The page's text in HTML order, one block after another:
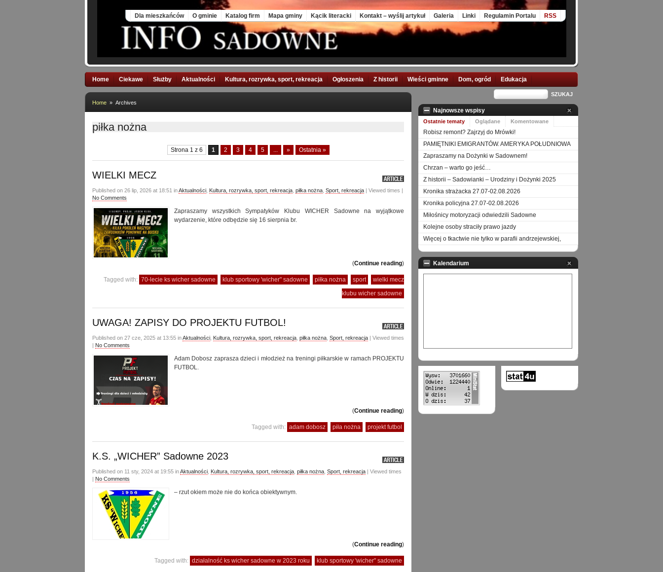
Dla mieszkańców O gminie Katalog firm Mapa gminy Kącik literacki Kontakt – wyślij artykuł Galeria Linki Regulamin Portalu RSS
Home Ciekawe Służby Aktualności Kultura, rozrywka, sport, rekreacja Ogłoszenia Z historii Wieści gminne Dom, ogród Edukacja
Home » Archives
piłka nożna
Strona 1 z 6 1 2 3 4 5 ... » Ostatnia »
WIELKI MECZ
Published on 26 lip, 2026 at 18:51 inAktualności Kultura, rozrywka, sport, rekreacja piłka nożna Sport, rekreacja | Viewed times |
No Comments
Zapraszamy wszystkich Sympatyków Klubu WICHER Sadowne na wyjątkowe
wydarzenie, które odbędzie się 16 sierpnia br.
(Continue reading)
Tagged with: 70-lecie ks wicher sadowne klub sportowy 'wicher" sadowne piłka nożna sport
wielki mecz
klubu wicher sadowne
UWAGA! ZAPISY DO PROJEKTU FUTBOL!
Published on 27 cze, 2025 at 13:55 inAktualności Kultura, rozrywka, sport, rekreacja piłka nożna Sport, rekreacja | Viewed times
| No Comments
Adam Dobosz zaprasza dzieci i młodzież na treningi piłkarskie w ramach PROJEKTU
FUTBOL.
(Continue reading)
Tagged with: adam dobosz piła nożna projekt futbol
K.S. „WICHER” Sadowne 2023
Published on 11 sty, 2024 at 19:55 inAktualności Kultura, rozrywka, sport, rekreacja piłka nożna Sport, rekreacja | Viewed times
| No Comments
– rzut okiem może nie do końca obiektywnym.
(Continue reading)
Tagged with: działalność ks wicher sadowne w 2023 roku klub sportowy 'wicher" sadowne
Najnowsze wspisy
Ostatnie tematy Oglądane Komentowane
Robisz remont? Zajrzyj do Mrówki!
PAMIĘTNIKI EMIGRANTÓW. AMERYKA POŁUDNIOWA
Zapraszamy na Dożynki w Sadownem!
Chrzan – warto go jeść…
Z historii – Sadowianki – Urodziny i Dożynki 2025
Kronika strażacka 27.07-02.08.2026
Kronika policyjna 27.07-02.08.2026
Miłośnicy motoryzacji odwiedzili Sadowne
Kolejne osoby straciły prawo jazdy
Więcej o tkactwie nie tylko w parafii andrzejewskiej,
Kalendarium